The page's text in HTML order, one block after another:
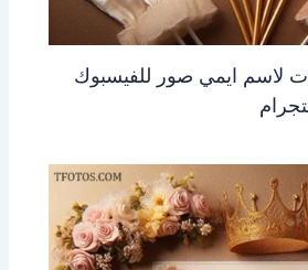
لاسم ايمي صور للفيسبوك